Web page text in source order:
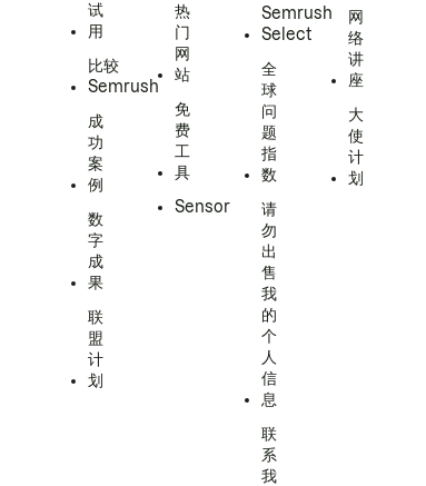
试
用
比较
Semrush
成
功
案
例
数
字
成
果
联
盟
计
划
热
门
网
站
免
费
工
具
Sensor
Semrush
Select
全
球
问
题
指
数
请
勿
出
售
我
的
个
人
信
息
联
系
我
网
络
讲
座
大
使
计
划